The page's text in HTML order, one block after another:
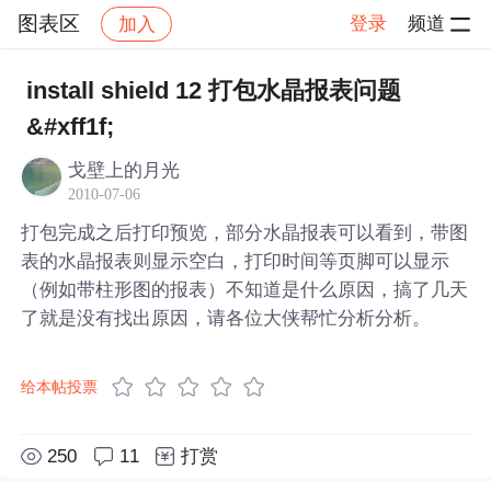
图表区 加入 登录 频道
社区 图表区 帖子详情
install shield 12 打包水晶报表问题
&#xff1f;
戈壁上的月光
2010-07-06
打包完成之后打印预览，部分水晶报表可以看到，带图
表的水晶报表则显示空白，打印时间等页脚可以显示
（例如带柱形图的报表）不知道是什么原因，搞了几天
了就是没有找出原因，请各位大侠帮忙分析分析。
给本帖投票
250 11 打赏